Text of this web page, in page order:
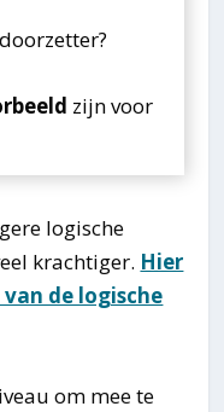
zijn voor
logische
krachtiger. Hier
de logische
om mee te